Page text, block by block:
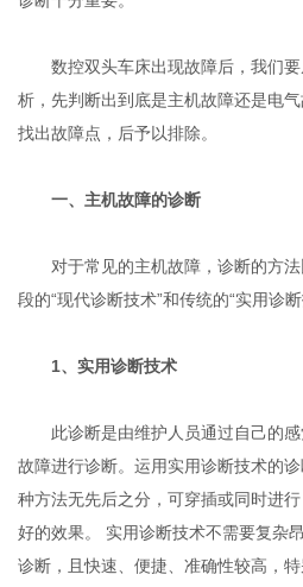
数控双头车床出现故障后，我们要
析，先判断出到底是主机故障还是电
找出故障点，后予以排除。
一、主机故障的诊断
对于常见的主机故障，诊断的方法
段的“现代诊断技术”和传统的“实用诊断
1、实用诊断技术
此诊断是由维护人员通过自己的感
故障进行诊断。运用实用诊断技术的
种方法无先后之分，可穿插或同时进
好的效果。 实用诊断技术不需要复杂
诊断，且快速、便捷、准确性较高，